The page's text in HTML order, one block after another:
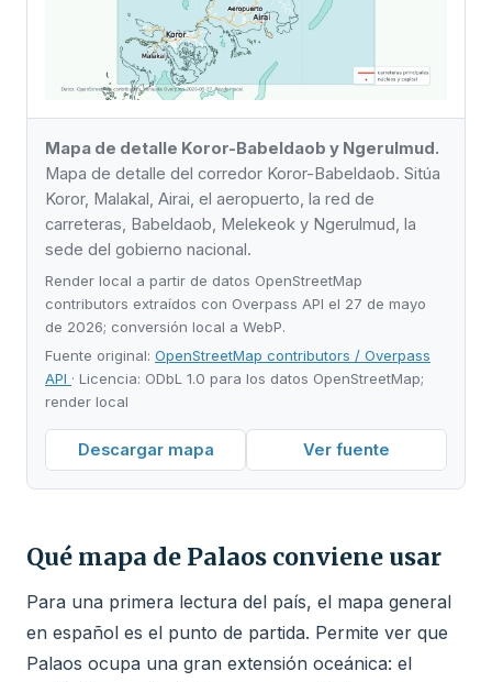
Mapa de detalle Koror-Babeldaob y Ngerulmud.
Mapa de detalle del corredor Koror-Babeldaob. Sitúa
Koror, Malakal, Airai, el aeropuerto, la red de
carreteras, Babeldaob, Melekeok y Ngerulmud, la
sede del gobierno nacional.
Render local a partir de datos OpenStreetMap
contributors extraídos con Overpass API el 27 de mayo
de 2026; conversión local a WebP.
Fuente original: OpenStreetMap contributors / Overpass
API · Licencia: ODbL 1.0 para los datos OpenStreetMap;
render local
Descargar mapa Ver fuente
Qué mapa de Palaos conviene usar
Para una primera lectura del país, el mapa general
en español es el punto de partida. Permite ver que
Palaos ocupa una gran extensión oceánica: el